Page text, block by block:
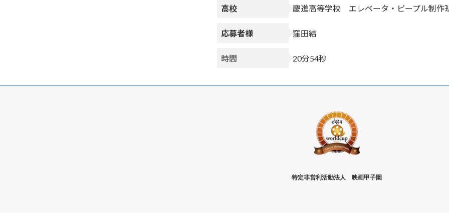
高校 慶進高等学校 エレベータ・ピープル制作
応募者様 窪田結
時間 20分54秒
特定非営利活動法人 映画甲子園